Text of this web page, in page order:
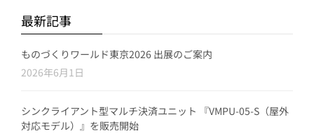
最新記事
ものづくりワールド東京2026 出展のご案内
2026年6月1日
シンクライアント型マルチ決済ユニット 『VMPU-05-S（屋外
対応モデル）』を販売開始